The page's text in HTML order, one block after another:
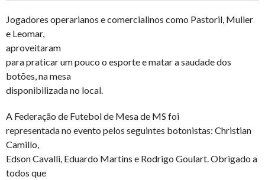
Jogadores operarianos e comercialinos como Pastoril, Muller
e Leomar,
aproveitaram
para praticar um pouco o esporte e matar a saudade dos
botões, na mesa
disponibilizada no local.
A Federação de Futebol de Mesa de MS foi
representada no evento pelos seguintes botonistas: Christian
Camillo,
Edson Cavalli, Eduardo Martins e Rodrigo Goulart. Obrigado a
todos que